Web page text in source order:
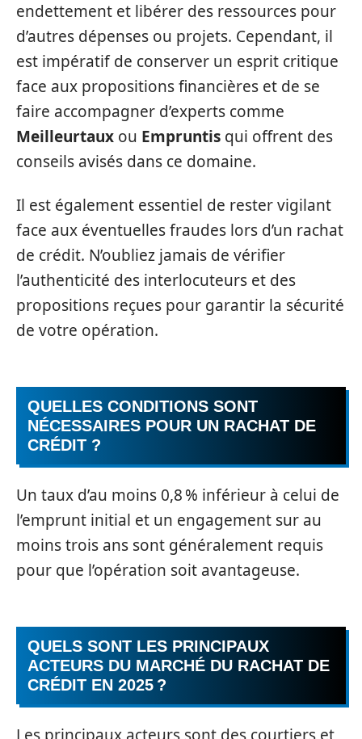
endettement et libérer des ressources pour
d’autres dépenses ou projets. Cependant, il
est impératif de conserver un esprit critique
face aux propositions financières et de se
faire accompagner d’experts comme
Meilleurtaux ou Empruntis qui offrent des
conseils avisés dans ce domaine.
Il est également essentiel de rester vigilant
face aux éventuelles fraudes lors d’un rachat
de crédit. N’oubliez jamais de vérifier
l’authenticité des interlocuteurs et des
propositions reçues pour garantir la sécurité
de votre opération.
QUELLES CONDITIONS SONT
NÉCESSAIRES POUR UN RACHAT DE
CRÉDIT ?
Un taux d’au moins 0,8 % inférieur à celui de
l’emprunt initial et un engagement sur au
moins trois ans sont généralement requis
pour que l’opération soit avantageuse.
QUELS SONT LES PRINCIPAUX
ACTEURS DU MARCHÉ DU RACHAT DE
CRÉDIT EN 2025 ?
Les principaux acteurs sont des courtiers et